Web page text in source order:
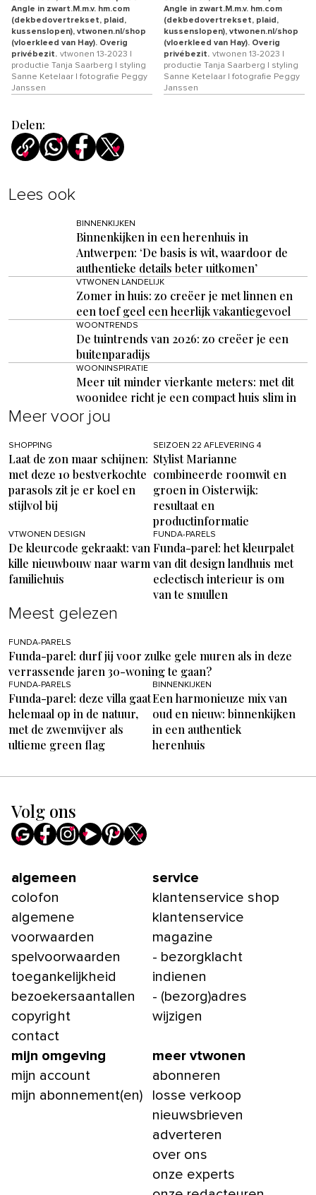
Angle in zwart.M.m.v. hm.com
(dekbedovertrekset, plaid,
kussenslopen), vtwonen.nl/shop
(vloerkleed van Hay). Overig
privébezit. vtwonen 13-2023 |
productie Tanja Saarberg | styling
Sanne Ketelaar | fotografie Peggy
Janssen
Angle in zwart.M.m.v. hm.com
(dekbedovertrekset, plaid,
kussenslopen), vtwonen.nl/shop
(vloerkleed van Hay). Overig
privébezit. vtwonen 13-2023 |
productie Tanja Saarberg | styling
Sanne Ketelaar | fotografie Peggy
Janssen
Delen:
Lees ook
BINNENKIJKEN
Binnenkijken in een herenhuis in
Antwerpen: ‘De basis is wit, waardoor de
authentieke details beter uitkomen’
VTWONEN LANDELIJK
Zomer in huis: zo creëer je met linnen en
een toef geel een heerlijk vakantiegevoel
WOONTRENDS
De tuintrends van 2026: zo creëer je een
buitenparadijs
WOONINSPIRATIE
Meer uit minder vierkante meters: met dit
woonidee richt je een compact huis slim in
Meer voor jou
SHOPPING
Laat de zon maar schijnen:
met deze 10 bestverkochte
parasols zit je er koel en
stijlvol bij
SEIZOEN 22 AFLEVERING 4
Stylist Marianne
combineerde roomwit en
groen in Oisterwijk:
resultaat en
productinformatie
VTWONEN DESIGN
De kleurcode gekraakt: van
kille nieuwbouw naar warm
familiehuis
FUNDA-PARELS
Funda-parel: het kleurpalet
van dit design landhuis met
eclectisch interieur is om
van te smullen
Meest gelezen
FUNDA-PARELS
Funda-parel: durf jij voor zulke gele muren als in deze
verrassende jaren 30-woning te gaan?
FUNDA-PARELS
Funda-parel: deze villa gaat
helemaal op in de natuur,
met de zwemvijver als
ultieme green flag
BINNENKIJKEN
Een harmonieuze mix van
oud en nieuw: binnenkijken
in een authentiek
herenhuis
Volg ons
algemeen
colofon
algemene
voorwaarden
spelvoorwaarden
toegankelijkheid
bezoekersaantallen
copyright
contact
service
klantenservice shop
klantenservice
magazine
- bezorgklacht
indienen
- (bezorg)adres
wijzigen
mijn omgeving
mijn account
mijn abonnement(en)
meer vtwonen
abonneren
losse verkoop
nieuwsbrieven
adverteren
over ons
onze experts